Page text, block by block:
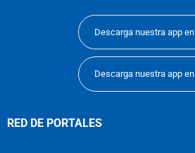
Descarga nuestra app en
Descarga nuestra app en
RED DE PORTALES